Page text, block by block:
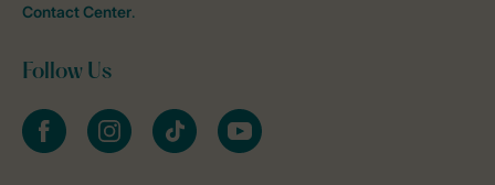
Contact Center.
Follow Us
facebookinstagramtiktok youtube